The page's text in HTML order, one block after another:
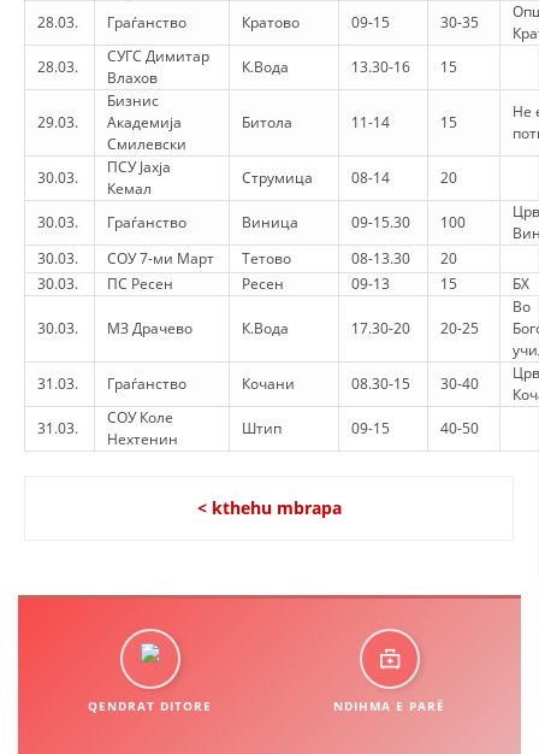
28.03. Граѓанство Кратово 09-15 30-35
28.03.
СУГС Димитар
Влахов
К.Вода 13.30-16 15
29.03.
Бизнис
Академија
Смилевски
Битола 11-14 15
Не
30.03.
ПСУ Јахја
Кемал
Струмица 08-14 20
30.03. Граѓанство Виница 09-15.30 100
30.03.
СОУ 7-ми Март Тетово 08-13.30
20
30.03.
ПС Ресен Ресен 09-13 15 БХ
30.03. МЗ Драчево К.Вода 17.30-20 20-25
Во
31.03.
Граѓанство Кочани 08.30-15 30-40
31.03.
СОУ Коле
Нехтенин
Штип 09-15 40-50
< kthehu mbrapa
QENDRAT DITORE NDIHMA E PARË